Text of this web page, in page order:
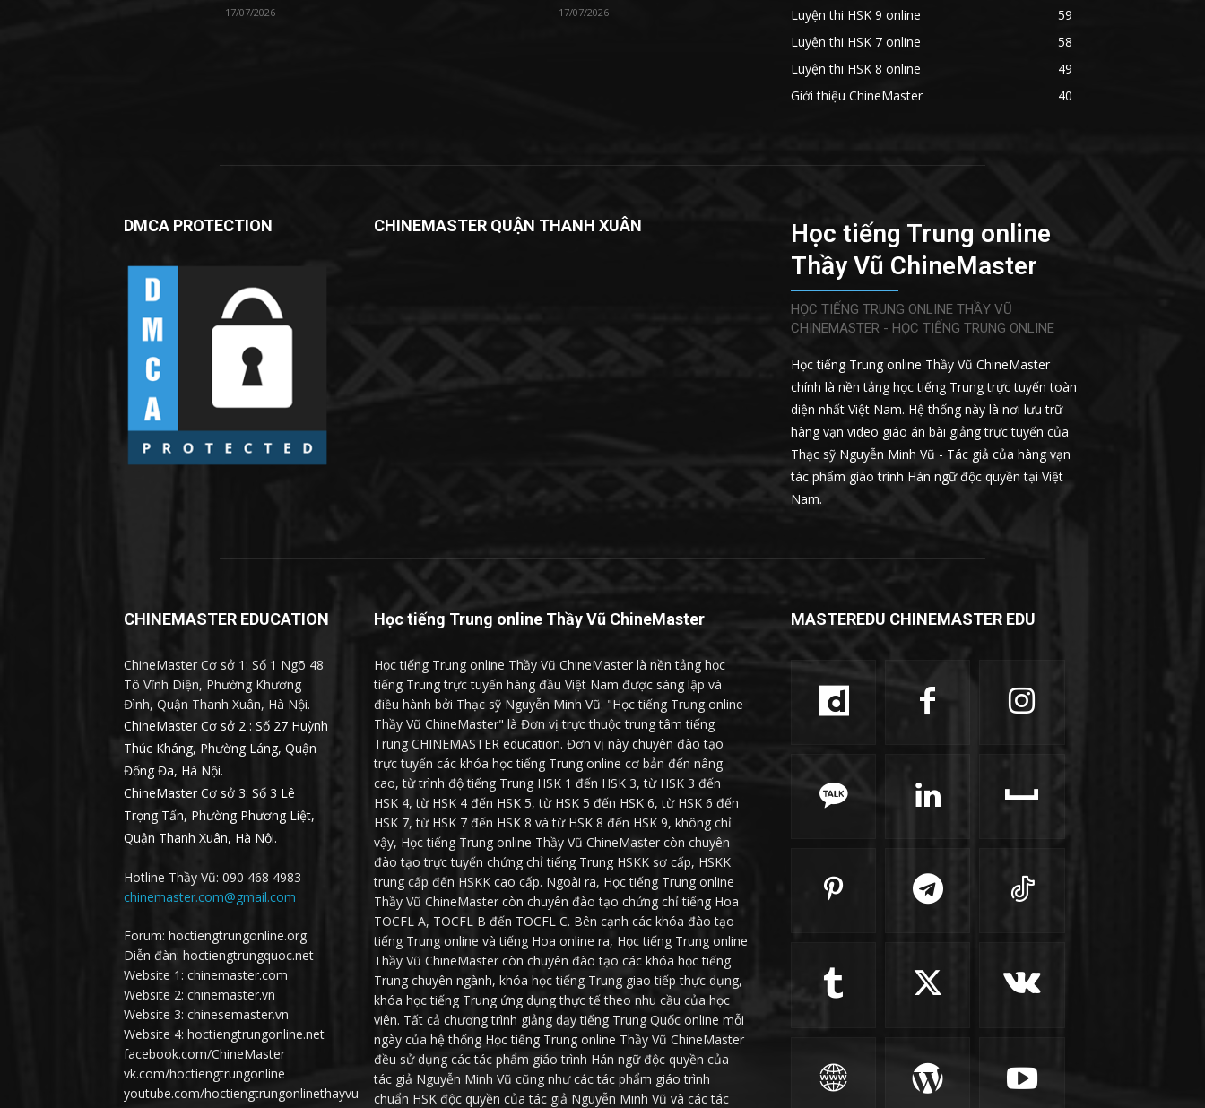
17/07/2026 17/07/2026
Luyện thi HSK 9 online
59
Luyện thi HSK 7 online
58
Luyện thi HSK 8 online
49
Giới thiệu ChineMaster
40
DMCA PROTECTION CHINEMASTER QUẬN THANH XUÂN
Học tiếng Trung online
Thầy Vũ ChineMaster
HỌC TIẾNG TRUNG ONLINE THẦY VŨ
CHINEMASTER - HỌC TIẾNG TRUNG ONLINE
Học tiếng Trung online Thầy Vũ ChineMaster
chính là nền tảng học tiếng Trung trực tuyến toàn
diện nhất Việt Nam. Hệ thống này là nơi lưu trữ
hàng vạn video giáo án bài giảng trực tuyến của
Thạc sỹ Nguyễn Minh Vũ - Tác giả của hàng vạn
tác phẩm giáo trình Hán ngữ độc quyền tại Việt
Nam.
CHINEMASTER EDUCATION
ChineMaster Cơ sở 1: Số 1 Ngõ 48
Tô Vĩnh Diện, Phường Khương
Đình, Quận Thanh Xuân, Hà Nội.
ChineMaster Cơ sở 2 : Số 27 Huỳnh
Thúc Kháng, Phường Láng, Quận
Đống Đa, Hà Nội.
ChineMaster Cơ sở 3: Số 3 Lê
Trọng Tấn, Phường Phương Liệt,
Quận Thanh Xuân, Hà Nội.
Hotline Thầy Vũ: 090 468 4983
chinemaster.com@gmail.com
Forum: hoctiengtrungonline.org
Diễn đàn: hoctiengtrungquoc.net
Website 1: chinemaster.com
Website 2: chinemaster.vn
Website 3: chinesemaster.vn
Website 4: hoctiengtrungonline.net
facebook.com/ChineMaster
vk.com/hoctiengtrungonline
youtube.com/hoctiengtrungonlinethayvu
Học tiếng Trung online Thầy Vũ ChineMaster
Học tiếng Trung online Thầy Vũ ChineMaster là nền tảng học
tiếng Trung trực tuyến hàng đầu Việt Nam được sáng lập và
điều hành bởi Thạc sỹ Nguyễn Minh Vũ. "Học tiếng Trung online
Thầy Vũ ChineMaster" là Đơn vị trực thuộc trung tâm tiếng
Trung CHINEMASTER education. Đơn vị này chuyên đào tạo
trực tuyến các khóa học tiếng Trung online cơ bản đến nâng
cao, từ trình độ tiếng Trung HSK 1 đến HSK 3, từ HSK 3 đến
HSK 4, từ HSK 4 đến HSK 5, từ HSK 5 đến HSK 6, từ HSK 6 đến
HSK 7, từ HSK 7 đến HSK 8 và từ HSK 8 đến HSK 9, không chỉ
vậy, Học tiếng Trung online Thầy Vũ ChineMaster còn chuyên
đào tạo trực tuyến chứng chỉ tiếng Trung HSKK sơ cấp, HSKK
trung cấp đến HSKK cao cấp. Ngoài ra, Học tiếng Trung online
Thầy Vũ ChineMaster còn chuyên đào tạo chứng chỉ tiếng Hoa
TOCFL A, TOCFL B đến TOCFL C. Bên cạnh các khóa đào tạo
tiếng Trung online và tiếng Hoa online ra, Học tiếng Trung online
Thầy Vũ ChineMaster còn chuyên đào tạo các khóa học tiếng
Trung chuyên ngành, khóa học tiếng Trung giao tiếp thực dụng,
khóa học tiếng Trung ứng dụng thực tế theo nhu cầu của học
viên. Tất cả chương trình giảng dạy tiếng Trung Quốc online mỗi
ngày của hệ thống Học tiếng Trung online Thầy Vũ ChineMaster
đều sử dụng các tác phẩm giáo trình Hán ngữ độc quyền của
tác giả Nguyễn Minh Vũ cũng như các tác phẩm giáo trình
chuẩn HSK độc quyền của tác giả Nguyễn Minh Vũ và các tác
MASTEREDU CHINEMASTER EDU